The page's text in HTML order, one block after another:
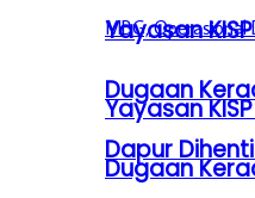
Yayasan
Dugaan
Dapur
Yayasan
Dugaan